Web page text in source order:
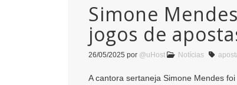
Simone
jogos de
26/05/2025 por @uHost Notícias
A cantora sertaneja Simone Mendes